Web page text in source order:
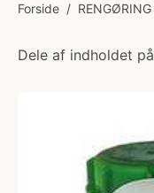
Forside / RENGØRING
Dele af indholdet